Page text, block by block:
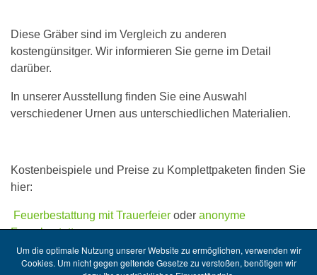
Diese Gräber sind im Vergleich zu anderen
kostengünsitger. Wir informieren Sie gerne im Detail
darüber.
In unserer Ausstellung finden Sie eine Auswahl
verschiedener Urnen aus unterschiedlichen Materialien.
Kostenbeispiele und Preise zu Komplettpaketen finden Sie
hier:
Feuerbestattung mit Trauerfeier oder anonyme
Feuerbestattung.
Um die optimale Nutzung unserer Website zu ermöglichen, verwenden wir
Cookies. Um nicht gegen geltende Gesetze zu verstoßen, benötigen wir